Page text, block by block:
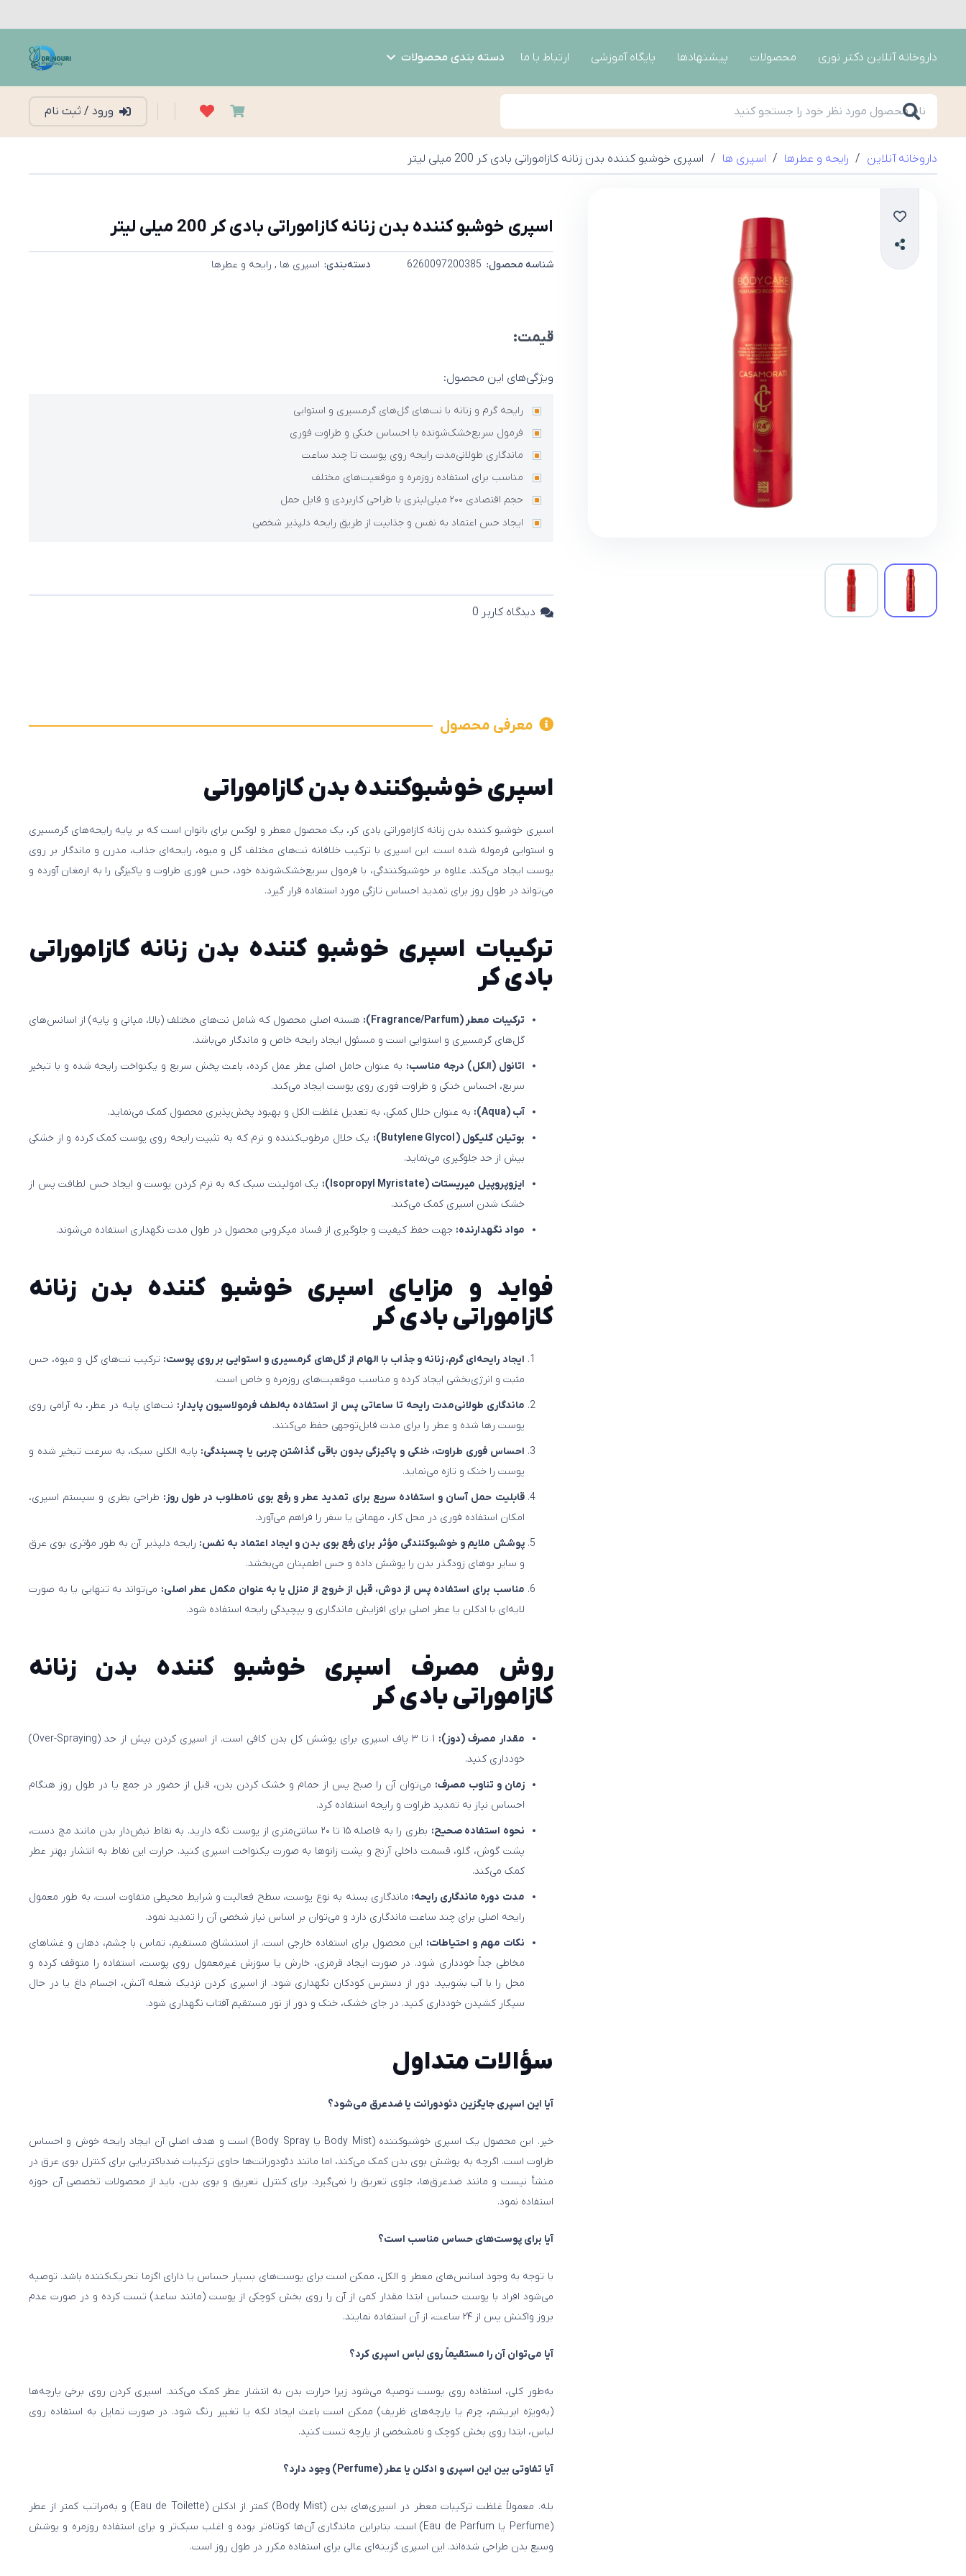
داروخانه آنلاین دکتر نوری محصولات پیشنهادها پایگاه آموزشی ارتباط با ما دسته بندی محصولات
ورود / ثبت نام
داروخانه آنلاین / رایحه و عطرها / اسپری ها / اسپری خوشبو کننده بدن زنانه کازاموراتی بادی کر 200 میلی لیتر
اسپری خوشبو کننده بدن زنانه کازاموراتی بادی کر 200 میلی لیتر
شناسه محصول: 6260097200385 دسته‌بندی: اسپری ها , رایحه و عطرها
قیمت:
ویژگی‌های این محصول:
رایحه گرم و زنانه با نت‌های گل‌های گرمسیری و استوایی
فرمول سریع‌خشک‌شونده با احساس خنکی و طراوت فوری
ماندگاری طولانی‌مدت رایحه روی پوست تا چند ساعت
مناسب برای استفاده روزمره و موقعیت‌های مختلف
حجم اقتصادی ۲۰۰ میلی‌لیتری با طراحی کاربردی و قابل حمل
ایجاد حس اعتماد به نفس و جذابیت از طریق رایحه دلپذیر شخصی
دیدگاه کاربر 0
معرفی محصول
اسپری خوشبوکننده بدن کازاموراتی
اسپری خوشبو کننده بدن زنانه کازاموراتی بادی کر، یک محصول معطر و لوکس برای بانوان است که بر پایه رایحه‌های گرمسیری
و استوایی فرموله شده است. این اسپری با ترکیب خلاقانه نت‌های مختلف گل و میوه، رایحه‌ای جذاب، مدرن و ماندگار بر روی
پوست ایجاد می‌کند. علاوه بر خوشبوکنندگی، با فرمول سریع‌خشک‌شونده خود، حس فوری طراوت و پاکیزگی را به ارمغان آورده و
می‌تواند در طول روز برای تمدید احساس تازگی مورد استفاده قرار گیرد.
ترکیبات اسپری خوشبو کننده بدن زنانه کازاموراتی
بادی کر
ترکیبات معطر (Fragrance/Parfum):
هسته اصلی محصول که شامل نت‌های مختلف (بالا، میانی و پایه) از اسانس‌های
گل‌های گرمسیری و استوایی است و مسئول ایجاد رایحه خاص و ماندگار می‌باشد.
اتانول (الکل) درجه مناسب: به عنوان حامل اصلی عطر عمل کرده، باعث پخش سریع و یکنواخت رایحه شده و با تبخیر
سریع، احساس خنکی و طراوت فوری روی پوست ایجاد می‌کند.
آب (Aqua):
به عنوان حلال کمکی، به تعدیل غلظت الکل و بهبود پخش‌پذیری محصول کمک می‌نماید.
بوتیلن گلیکول (Butylene Glycol):
یک حلال مرطوب‌کننده و نرم که به تثبیت رایحه روی پوست کمک کرده و از خشکی
بیش از حد جلوگیری می‌نماید.
ایزوپروپیل میریستات (Isopropyl Myristate):
یک امولینت سبک که به نرم کردن پوست و ایجاد حس لطافت پس از
خشک شدن اسپری کمک می‌کند.
مواد نگهدارنده: جهت حفظ کیفیت و جلوگیری از فساد میکروبی محصول در طول مدت نگهداری استفاده می‌شوند.
فواید و مزایای اسپری خوشبو کننده بدن زنانه
کازاموراتی بادی کر
ایجاد رایحه‌ای گرم، زنانه و جذاب با الهام از گل‌های گرمسیری و استوایی بر روی پوست: ترکیب نت‌های گل و میوه، حس
مثبت و انرژی‌بخشی ایجاد کرده و مناسب موقعیت‌های روزمره و خاص است.
ماندگاری طولانی‌مدت رایحه تا ساعاتی پس از استفاده به‌لطف فرمولاسیون پایدار: نت‌های پایه در عطر، به آرامی روی
پوست رها شده و عطر را برای مدت قابل‌توجهی حفظ می‌کنند.
احساس فوری طراوت، خنکی و پاکیزگی بدون باقی گذاشتن چربی یا چسبندگی: پایه الکلی سبک، به سرعت تبخیر شده و
پوست را خنک و تازه می‌نماید.
قابلیت حمل آسان و استفاده سریع برای تمدید عطر و رفع بوی نامطلوب در طول روز: طراحی بطری و سیستم اسپری،
امکان استفاده فوری در محل کار، مهمانی یا سفر را فراهم می‌آورد.
پوشش ملایم و خوشبوکنندگی مؤثر برای رفع بوی بدن و ایجاد اعتماد به نفس: رایحه دلپذیر آن به طور مؤثری بوی عرق
و سایر بوهای زودگذر بدن را پوشش داده و حس اطمینان می‌بخشد.
مناسب برای استفاده پس از دوش، قبل از خروج از منزل یا به عنوان مکمل عطر اصلی: می‌تواند به تنهایی یا به صورت
لایه‌ای با ادکلن یا عطر اصلی برای افزایش ماندگاری و پیچیدگی رایحه استفاده شود.
روش مصرف اسپری خوشبو کننده بدن زنانه
کازاموراتی بادی کر
مقدار مصرف (دوز):
۱ تا ۳ پاف اسپری برای پوشش کل بدن کافی است. از اسپری کردن بیش از حد (Over-Spraying)
خودداری کنید.
زمان و تناوب مصرف: می‌توان آن را صبح پس از حمام و خشک کردن بدن، قبل از حضور در جمع یا در طول روز هنگام
احساس نیاز به تمدید طراوت و رایحه استفاده کرد.
نحوه استفاده صحیح:
بطری را به فاصله ۱۵ تا ۲۰ سانتی‌متری از پوست نگه دارید. به نقاط نبض‌دار بدن مانند مچ دست،
پشت گوش، گلو، قسمت داخلی آرنج و پشت زانوها به صورت یکنواخت اسپری کنید. حرارت این نقاط به انتشار بهتر عطر
کمک می‌کند.
مدت دوره ماندگاری رایحه: ماندگاری بسته به نوع پوست، سطح فعالیت و شرایط محیطی متفاوت است. به طور معمول
رایحه اصلی برای چند ساعت ماندگاری دارد و می‌توان بر اساس نیاز شخصی آن را تمدید نمود.
نکات مهم و احتیاطات: این محصول برای استفاده خارجی است. از استنشاق مستقیم، تماس با چشم، دهان و غشاهای
مخاطی جداً خودداری شود. در صورت ایجاد قرمزی، خارش یا سوزش غیرمعمول روی پوست، استفاده را متوقف کرده و
محل را با آب بشویید. دور از دسترس کودکان نگهداری شود. از اسپری کردن نزدیک شعله آتش، اجسام داغ یا در حال
سیگار کشیدن خودداری کنید. در جای خشک، خنک و دور از نور مستقیم آفتاب نگهداری شود.
سؤالات متداول
آیا این اسپری جایگزین دئودورانت یا ضدعرق می‌شود؟
خیر. این محصول یک اسپری خوشبوکننده (Body Mist یا Body Spray) است و هدف اصلی آن ایجاد رایحه خوش و احساس
طراوت است. اگرچه به پوشش بوی بدن کمک می‌کند، اما مانند دئودورانت‌ها حاوی ترکیبات ضدباکتریایی برای کنترل بوی عرق در
منشأ نیست و مانند ضدعرق‌ها، جلوی تعریق را نمی‌گیرد. برای کنترل تعریق و بوی بدن، باید از محصولات تخصصی آن حوزه
استفاده نمود.
آیا برای پوست‌های حساس مناسب است؟
با توجه به وجود اسانس‌های معطر و الکل، ممکن است برای پوست‌های بسیار حساس یا دارای اگزما تحریک‌کننده باشد. توصیه
می‌شود افراد با پوست حساس ابتدا مقدار کمی از آن را روی بخش کوچکی از پوست (مانند ساعد) تست کرده و در صورت عدم
بروز واکنش پس از ۲۴ ساعت، از آن استفاده نمایند.
آیا می‌توان آن را مستقیماً روی لباس اسپری کرد؟
به‌طور کلی، استفاده روی پوست توصیه می‌شود زیرا حرارت بدن به انتشار عطر کمک می‌کند. اسپری کردن روی برخی پارچه‌ها
(به‌ویژه ابریشم، چرم یا پارچه‌های ظریف) ممکن است باعث ایجاد لکه یا تغییر رنگ شود. در صورت تمایل به استفاده روی
لباس، ابتدا روی بخش کوچک و نامشخصی از پارچه تست کنید.
آیا تفاوتی بین این اسپری و ادکلن یا عطر (Perfume) وجود دارد؟
بله. معمولاً غلظت ترکیبات معطر در اسپری‌های بدن (Body Mist) کمتر از ادکلن (Eau de Toilette) و به‌مراتب کمتر از عطر
(Perfume یا Eau de Parfum) است. بنابراین ماندگاری آن‌ها کوتاه‌تر بوده و اغلب سبک‌تر و برای استفاده روزمره و پوشش
وسیع بدن طراحی شده‌اند. این اسپری گزینه‌ای عالی برای استفاده مکرر در طول روز است.